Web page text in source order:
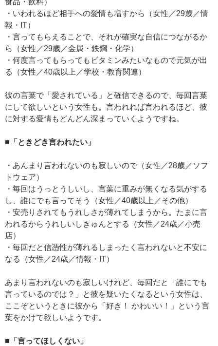
食品・飲料）
・いわれるほど相手への愛情も増すから（女性／29歳／情
報・IT）
・言ってもらえることで、それが確実な自信につながるか
ら（女性／29歳／金属・鉄鋼・化学）
・何度言ってもらってもビタミンみたいなもので元気が出
る（女性／40歳以上／学校・教育関連）
彼の言葉で「愛されている」と確信できるので、毎回言葉
にして欲しいという女性も。言われれば言われるほど、彼
に対する愛情もどんどん深まっていくようですね。
■「ときどき言われたい」
・あんまり言われないのも寂しいので（女性／28歳／ソフ
トウェア）
・毎回はうっとうしいし、言葉に重みが無くなる気がする
し、誰にでも言ってそう（女性／40歳以上／その他）
・安売りされてもうれしさが薄れてしまうから。たまに言
われるからうれしいしきゅんとする（女性／24歳／小売
店）
・毎回だと信憑性が薄れるしまったく言われないと不安に
なる（女性／24歳／情報・IT）
あまり言われないのも寂しいけれど、毎回だと「誰にでも
言っているのでは？」と彼を疑いたくなるという女性は、
ここぞというときに彼から「好き！ かわいい！」という言
葉をかけて欲しいようです。
■「言ってほしくない」